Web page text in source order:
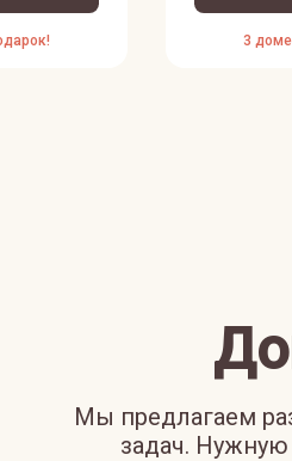
3
Мы предлагаем
задач.